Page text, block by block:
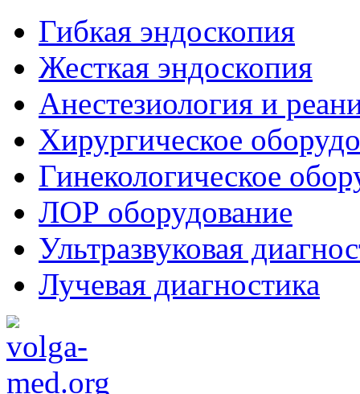
Гибкая эндоскопия
Жесткая эндоскопия
Анестезиология и
Хирургическое
Гинекологическое
ЛОР оборудование
Ультразвуковая
Лучевая диагностика